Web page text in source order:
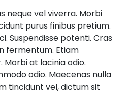
neque vel viverra. Morbi
purus finibus pretium.
Suspendisse potenti. Cras
fermentum. Etiam
at lacinia odio.
odio. Maecenas nulla
tincidunt vel, dictum sit